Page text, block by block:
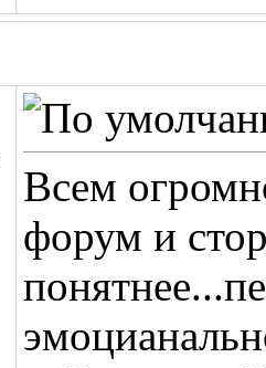
Всем
форум и